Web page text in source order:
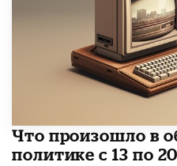
Что произошло в
политике с 13 по